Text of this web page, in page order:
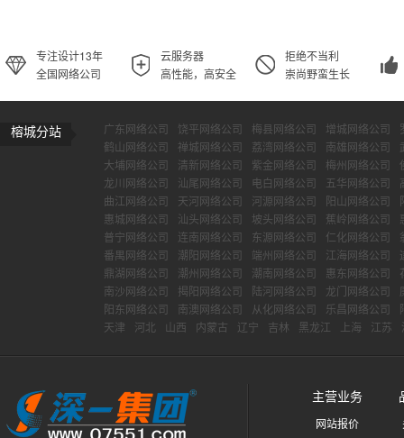
专注设计13年
全国网络公司
云服务器
高性能，高安全
拒绝不当利
崇尚野蛮生长
榕城分站 广东网络公司 饶平网络公司 梅县网络公司 增城网络公司
鹤山网络公司
禅城网络公司 荔湾网络公司 南雄网络公司
大埔网络公司
清新网络公司 紫金网络公司 梅州网络公司
龙川网络公司
汕尾网络公司 电白网络公司 五华网络公司
曲江网络公司
天河网络公司 河源网络公司 阳山网络公司
惠城网络公司
汕头网络公司 坡头网络公司 蕉岭网络公司
普宁网络公司
连南网络公司 东源网络公司 仁化网络公司
番禺网络公司
潮阳网络公司 端州网络公司 江海网络公司
鼎湖网络公司
潮州网络公司 潮南网络公司 惠东网络公司
南沙网络公司
揭阳网络公司 陆河网络公司 龙门网络公司
阳东网络公司
南澳网络公司 从化网络公司 乐昌网络公司
天津
河北 山西 内蒙古 辽宁 吉林 黑龙江 上海 江苏
主营业务
网站报价